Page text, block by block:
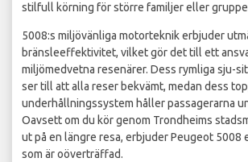
stilfull körning för större familjer eller
5008:s miljövänliga motorteknik erbjuder
bränsleeffektivitet, vilket gör det till ett
miljömedvetna resenärer. Dess rymliga sju-
ser till att alla reser bekvämt, medan dess
underhållningssystem håller passagerarna
Oavsett om du kör genom Trondheims
ut på en längre resa, erbjuder Peugeot 5008
som är oöverträffad.